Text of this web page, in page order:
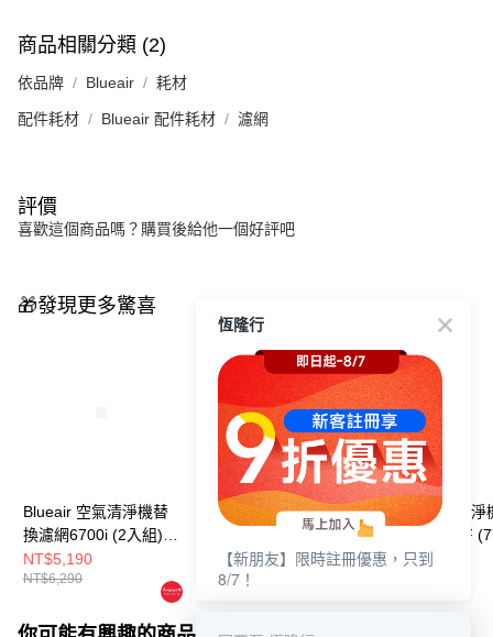
商品相關分類 (2)
依品牌 Blueair 耗材
配件耗材 Blueair 配件耗材 濾網
評價
喜歡這個商品嗎？購買後給他一個好評吧
🎁發現更多驚喜
Blueair 空氣清淨機替
換濾網6700i (2入組)
(CP7i適用)
NT$5,190
NT$6,290
Blueair 空氣清淨機替
換濾網5400CF二入組
(5410i• 5440i適用)
NT$3,690
NT$4,690
Blueair 空氣清淨
換濾網7700SF
• 7740i • 7770i適
NT$6,990
恆隆行
【新朋友】限時註冊優惠，只到
8/7！